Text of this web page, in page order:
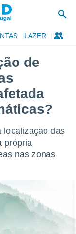
LAZER
de
localização das
própria
nas zonas